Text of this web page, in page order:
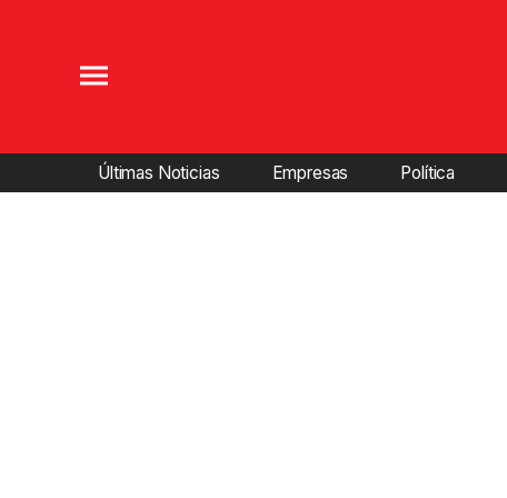
Últimas Noticias Empresas Política